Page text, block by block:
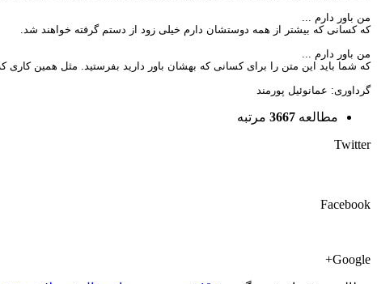
من باور دارم ...
که کسانى که بيشتر از همه دوستشان دارم خيلى زود از دستم گرفته خواهند شد.
من باور دارم ...
که شما بايد اين متن را براى کسانى که بهشان باور داريد بفرستيد. مثل همين کارى
گرداوری: عمانوئیل پورمند
مطالعه 3667 مرتبه
Twitter
Facebook
Google+